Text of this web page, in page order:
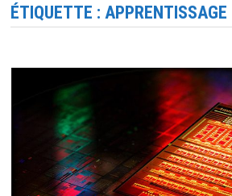
ÉTIQUETTE : APPRENTISSAGE